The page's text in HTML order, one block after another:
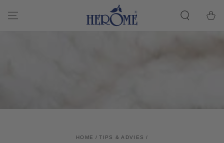
HOME / TIPS & ADVIES /